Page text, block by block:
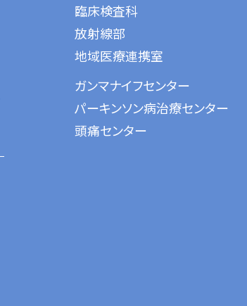
臨床検査科
放射線部
地域医療連携室
ガンマナイフセンター
パーキンソン病治療センター
頭痛センター